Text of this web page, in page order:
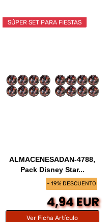
- 19% DESCUENTO
SÚPER SET PARA FIESTAS
ALMACENESADAN-4788,
Pack Disney Star...
4,94 EUR
Ver Ficha Artículo